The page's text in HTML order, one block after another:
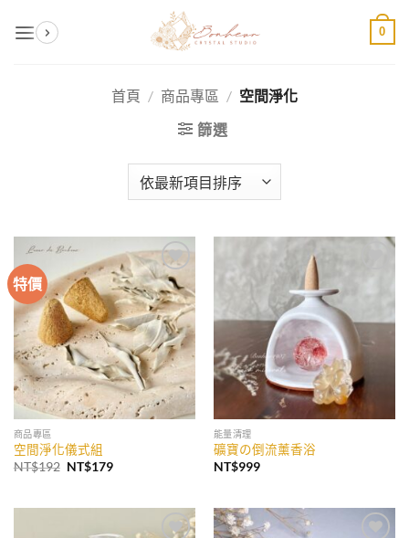
0
首頁 / 商品專區 / 空間淨化
篩選
特價
加入
收藏
商品專區
空間淨化儀式組
NT$192 原
NT$179目
收藏
能量清理
礦寶の倒流薰香浴
NT$999